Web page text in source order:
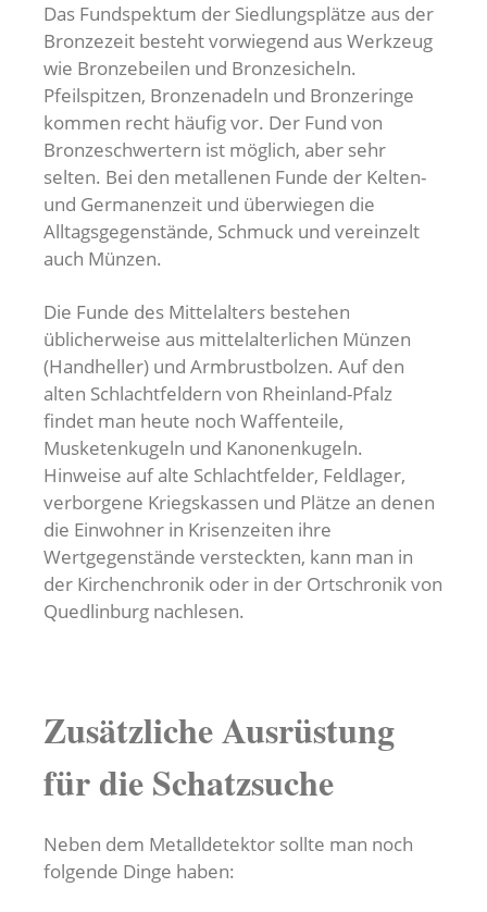
Das Fundspektum der Siedlungsplätze aus der
Bronzezeit besteht vorwiegend aus Werkzeug
wie Bronzebeilen und Bronzesicheln.
Pfeilspitzen, Bronzenadeln und Bronzeringe
kommen recht häufig vor. Der Fund von
Bronzeschwertern ist möglich, aber sehr
selten. Bei den metallenen Funde der Kelten-
und Germanenzeit und überwiegen die
Alltagsgegenstände, Schmuck und vereinzelt
auch Münzen.
Die Funde des Mittelalters bestehen
üblicherweise aus mittelalterlichen Münzen
(Handheller) und Armbrustbolzen. Auf den
alten Schlachtfeldern von Rheinland-Pfalz
findet man heute noch Waffenteile,
Musketenkugeln und Kanonenkugeln.
Hinweise auf alte Schlachtfelder, Feldlager,
verborgene Kriegskassen und Plätze an denen
die Einwohner in Krisenzeiten ihre
Wertgegenstände versteckten, kann man in
der Kirchenchronik oder in der Ortschronik von
Quedlinburg nachlesen.
Zusätzliche Ausrüstung
für die Schatzsuche
Neben dem Metalldetektor sollte man noch
folgende Dinge haben: